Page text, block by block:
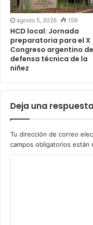
agosto 5, 2026 159
HCD local: Jornada
preparatoria para el X
Congreso argentino de
defensa técnica de la
niñez
Deja una respuesta
Tu dirección de correo
campos obligatorios están